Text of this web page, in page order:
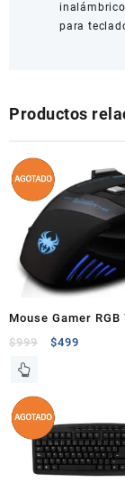
para
Productos
Mouse Gamer RGB
7200DPI
$999 $499